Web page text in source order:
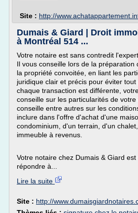
Site : http://
Dumais & Giard | Droit
à Montréal 514 ...
Votre notaire est sans contredit
Il vous conseille lors de la préparation
la propriété convoitée, en liant les
juridique clair et précis pour éviter
chaque transaction est différente,
conseille sur les particularités de
conseille entre autres sur les
inclure dans l'offre d'achat d'une
condominium, d'un terrain, d'un
immeuble à revenus.
Votre notaire chez Dumais & Giard
répondre à...
Lire la suite
Site : http://